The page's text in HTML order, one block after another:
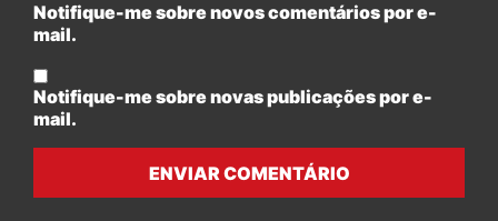
Notifique-me sobre novos comentários por e-
mail.
Notifique-me sobre novas publicações por e-
mail.
ENVIAR COMENTÁRIO